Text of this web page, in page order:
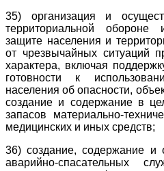
35) организация и
территориальной обороне
защите населения и
от чрезвычайных ситуаций
характера, включая
готовности к
населения об опасности,
создание и содержание в
запасов материально-
медицинских и иных средств;
36) создание, содержание и
аварийно-спасательных